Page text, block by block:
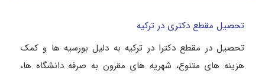
تحصیل مقطع دکتری در ترکیه
تحصیل در مقطع دکترا در ترکیه به دلیل بورسیه ها و کمک
هزینه های متنوع، شهریه های مقرون به صرفه دانشگاه ها،